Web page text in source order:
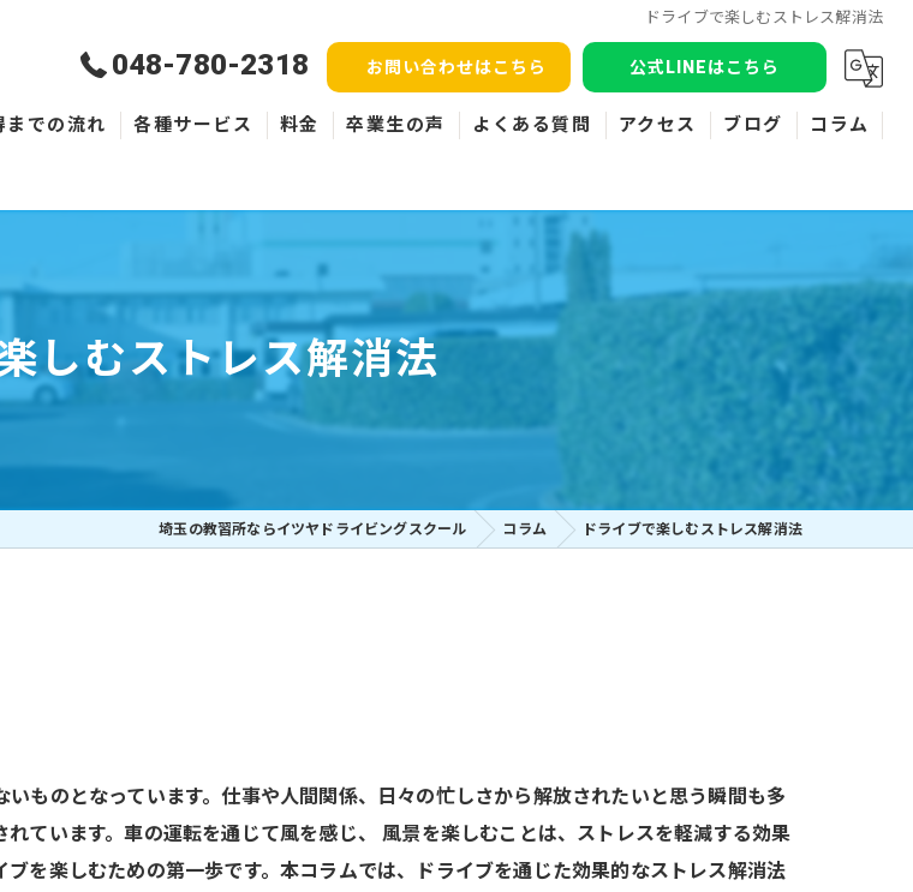
ドライブで楽しむストレス解消法
048-780-2318 お問い合わせはこちら 公式LINEはこちら
までの流れ 各種サービス
ペーパードライバー
料金 卒業生の声 よくある質問 アクセス ブログ コラム
しむストレス解消法
埼玉の教習所ならイツヤドライビングスクール コラム ドライブで楽しむストレス解消法
ものとなっています。仕事や人間関係、日々の忙しさから解放されたいと思う瞬間も多
ています。車の運転を通じて風を感じ、 風景を楽しむことは、ストレスを軽減する効果
を楽しむための第一歩です。本コラムでは、ドライブを通じた効果的なストレス解消法